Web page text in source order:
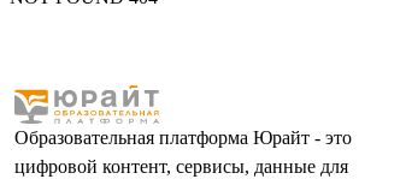
Образовательная платформа Юрайт - это
цифровой контент, сервисы, данные для